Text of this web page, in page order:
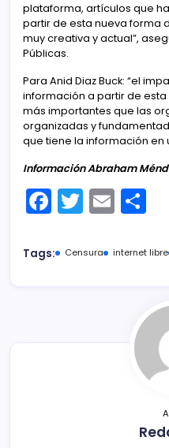
plataforma, artículos que
partir de esta nueva forma
muy creativa y actual”,
Públicas.
Para Anid Diaz Buck: “el
información a partir de
más importantes que las
organizadas y
que tiene la información
Información Abraham
F
a
c
T
w
itt
E
m
ai
Tags: Censura internet libre